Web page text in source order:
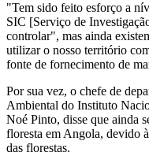
"Tem sido feito esforço a
SIC [Serviço de
controlar", mas ainda
utilizar o nosso território
fonte de fornecimento de
Por sua vez, o chefe de
Ambiental do Instituto
Noé Pinto, disse que ainda
floresta em Angola, devido
das florestas.